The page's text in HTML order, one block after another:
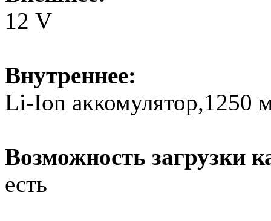
12 V
Внутреннее:
Li-Ion аккомулятор,1250
Возможность загрузки
есть